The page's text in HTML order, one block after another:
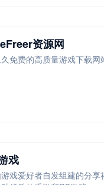
资源网
免费的高质量游戏下载网
戏
戏爱好者自发组建的分享